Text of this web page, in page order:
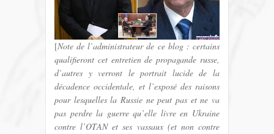
[Note de l’administrateur de ce blog : certains
qualifieront cet entretien de propagande russe,
d’autres y verront le portrait lucide de la
décadence occidentale, et l’exposé des raisons
pour lesquelles la Russie ne peut pas et ne va
pas perdre la guerre qu’elle livre en Ukraine
contre l’OTAN et ses vassaux (et non contre